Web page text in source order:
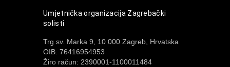
Umjetnička organizacija Zagrebački
solisti
Trg sv. Marka 9, 10 000 Zagreb, Hrvatska
OIB: 76416954953
Žiro račun: 2390001-1100011484